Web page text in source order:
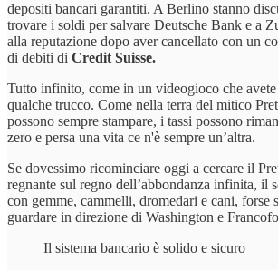
depositi bancari garantiti. A Berlino stanno
trovare i soldi per salvare Deutsche Bank e a
alla reputazione dopo aver cancellato con un
di debiti di Credit Suisse.
Tutto infinito, come in un videogioco che
qualche trucco. Come nella terra del mitico
possono sempre stampare, i tassi possono
zero e persa una vita ce n'è sempre un’altra.
Se dovessimo ricominciare oggi a cercare il
regnante sul regno dell’abbondanza infinita, il
con gemme, cammelli, dromedari e cani, forse
guardare in direzione di Washington e
Il sistema bancario è solido e sicuro